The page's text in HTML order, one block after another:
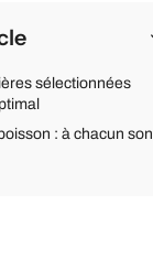
sélectionnées
: à chacun son